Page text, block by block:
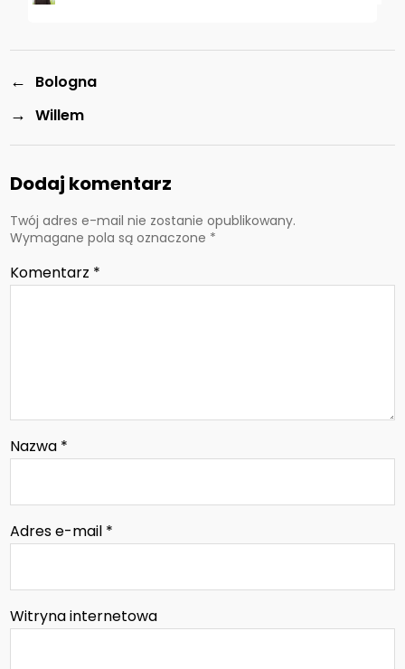
← Bologna
→ Willem
Dodaj komentarz
Twój adres e-mail nie zostanie opublikowany.
Wymagane pola są oznaczone *
Komentarz *
Nazwa *
Adres e-mail *
Witryna internetowa